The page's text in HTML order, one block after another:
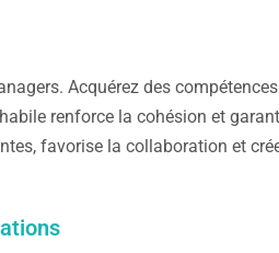
Acquérez des
renforce la cohésion et
favorise la collaboration et